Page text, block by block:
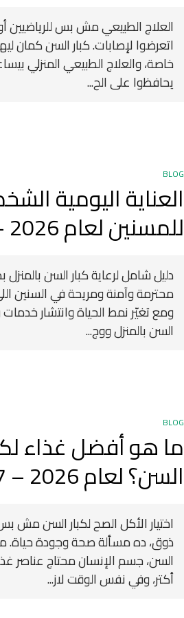
العلاج الطبيعي مش بس للرياضيين
اتعرضوا لإصابات. كبار السن كمان
خاصة، والعلاج الطبيعي المنزلي
يحافظوا على الح...
BLOG
العناية اليومية
للمسنين لعام 2026 – 2027
دليل شامل لرعاية كبار السن بالمنزل
محترمة وآمنة ومريحة في السنين
ومع تغيّر نمط الحياة وانتشار خدمات
السن بالمنزل ووج...
BLOG
ما هو أفضل غذاء
السن؟ لعام 2026 – 2027
اختيار الأكل الصح لكبار السن مش
ذوق، ده مسألة صحة وجودة حياة.
السن، جسم الإنسان محتاج عناصر
أكتر، وفي نفس الوقت لاز...